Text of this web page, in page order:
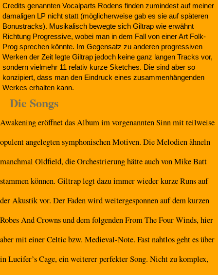
Credits genannten Vocalparts Rodens finden zumindest auf meiner
damaligen LP nicht statt (möglicherweise gab es sie auf späteren
Bonustracks). Musikalisch bewegte sich Giltrap wie erwähnt
Richtung Progressive, wobei man in dem Fall von einer Art Folk-
Prog sprechen könnte. Im Gegensatz zu anderen progressiven
Werken der Zeit legte Giltrap jedoch keine ganz langen Tracks vor,
sondern vielmehr 11 relativ kurze Sketches. Die sind aber so
konzipiert, dass man den Eindruck eines zusammenhängenden
Werkes erhalten kann.
Die Songs
Awakening eröffnet das Album im vorgenannten Sinn mit teilweise
opulent angelegten symphonischen Motiven. Die Melodien ähneln
manchmal Oldfield, die Orchestrierung hätte auch von Mike Batt
stammen können. Giltrap legt dazu immer wieder kurze Runs auf
der Akustik vor. Der Faden wird weitergesponnen auf dem kurzen
Robes And Crowns und dem folgenden From The Four Winds, hier
aber mit einer Celtic bzw. Medieval-Note. Fast nahtlos geht es über
in Lucifer’s Cage, ein weiterer perfekter Song. Nicht zu komplex,